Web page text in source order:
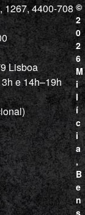
1267, 4400-708
Lisboa
e 14h–19h
©
2
0
2
6
M
i
l
í
c
i
a
,
B
e
n